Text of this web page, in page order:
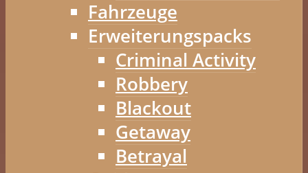
Fahrzeuge
Erweiterungspacks
Criminal Activity
Robbery
Blackout
Getaway
Betrayal